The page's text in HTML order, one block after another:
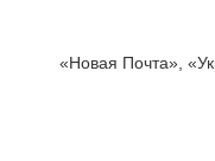
«Новая Почта»,